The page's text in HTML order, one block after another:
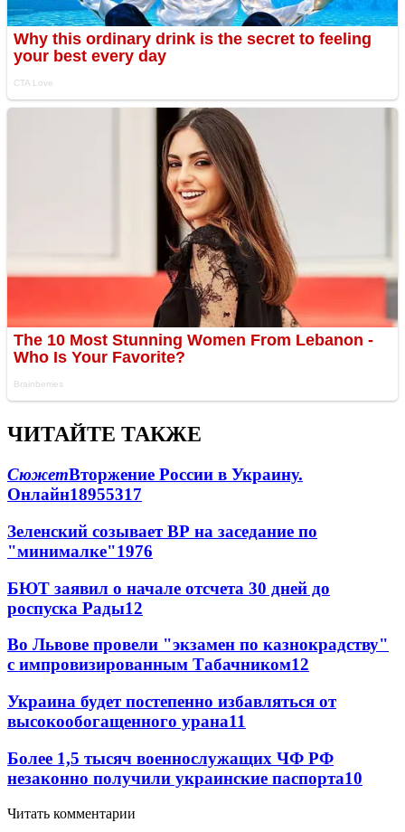
ЧИТАЙТЕ ТАКЖЕ
СюжетВторжение России в Украину.
Онлайн18955317
Зеленский созывает ВР на заседание по
"минималке"1976
БЮТ заявил о начале отсчета 30 дней до
роспуска Рады12
Во Львове провели "экзамен по казнокрадству"
с импровизированным Табачником12
Украина будет постепенно избавляться от
высокообогащенного урана11
Более 1,5 тысяч военнослужащих ЧФ РФ
незаконно получили украинские паспорта10
Читать комментарии